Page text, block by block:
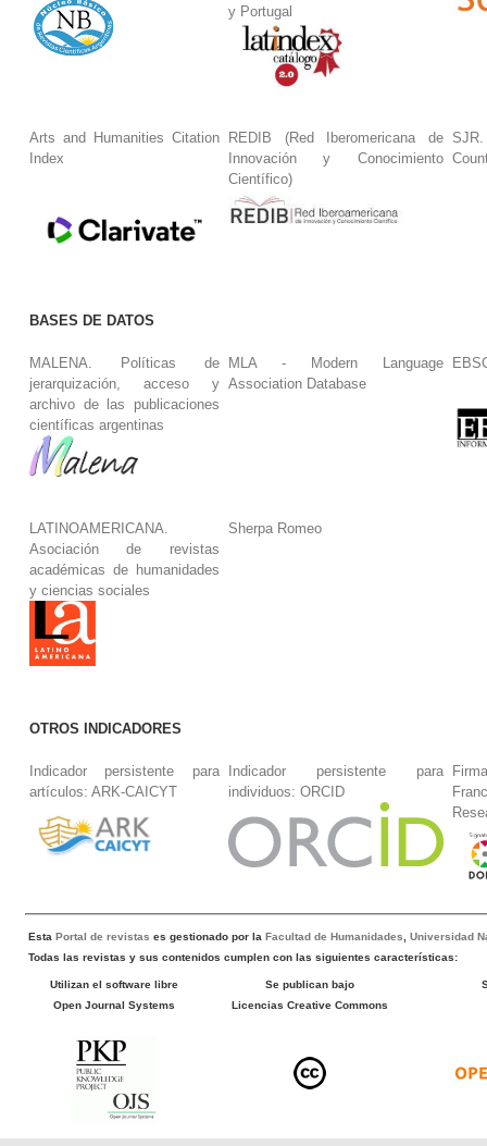
y Portugal
Arts and Humanities Citation
Index
REDIB (Red Iberomericana de
Innovación y Conocimiento
Científico)
BASES DE DATOS
MALENA. Políticas de
jerarquización, acceso y
archivo de las publicaciones
científicas argentinas
MLA - Modern Language
Association Database
LATINOAMERICANA.
Asociación de revistas
académicas de humanidades
y ciencias sociales
Sherpa Romeo
OTROS INDICADORES
Indicador persistente para
artículos: ARK-CAICYT
Indicador persistente para
individuos: ORCID
EstaPortal de revistas es gestionado por laFacultad de Humanidades ,Universidad
Todas las revistas y sus contenidos cumplen con las siguientes características:
Utilizan el software libre
Open Journal Systems
Se publican bajo
Licencias Creative Commons